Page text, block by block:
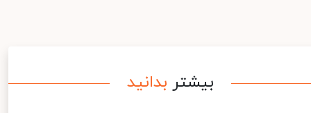
بیشتر بدانید